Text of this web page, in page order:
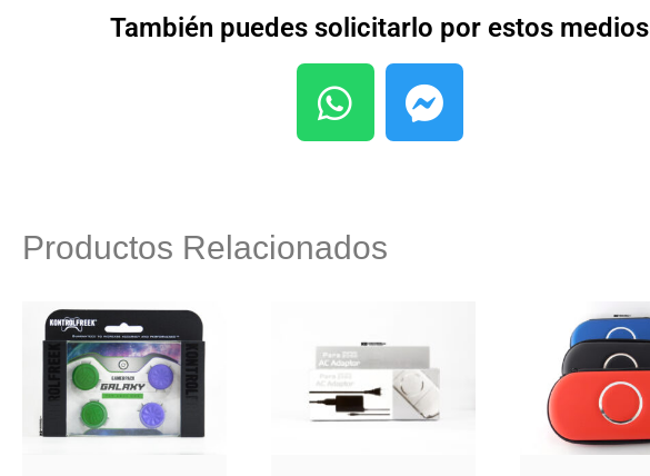
También puedes solicitarlo por estos medios
Productos Relacionados